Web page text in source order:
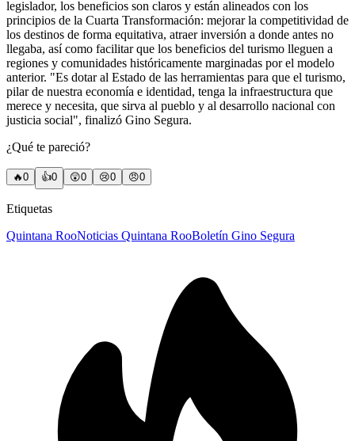
legislador, los beneficios son claros y están alineados con los
principios de la Cuarta Transformación: mejorar la competitividad de
los destinos de forma equitativa, atraer inversión a donde antes no
llegaba, así como facilitar que los beneficios del turismo lleguen a
regiones y comunidades históricamente marginadas por el modelo
anterior. "Es dotar al Estado de las herramientas para que el turismo,
pilar de nuestra economía e identidad, tenga la infraestructura que
merece y necesita, que sirva al pueblo y al desarrollo nacional con
justicia social", finalizó Gino Segura.
¿Qué te pareció?
🔥0 👍0 😲0 😢0 😠0
Etiquetas
Quintana RooNoticias Quintana RooBoletín Gino Segura